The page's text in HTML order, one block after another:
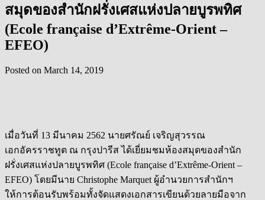
สมุดของสำนักฝรั่งเศสแห่งปลายบูรพทิศ
(Ecole française d’Extrême-Orient –
EFEO)
Posted on March 14, 2019
เมื่อวันที่ 13 มีนาคม 2562 นายศรัณย์ เจริญสุวรรณ
เอกอัครราชทูต ณ กรุงปารีส ได้เยี่ยมชมห้องสมุดของสำนัก
ฝรั่งเศสแห่งปลายบูรพทิศ (Ecole française d’Extrême-Orient –
EFEO) โดยมีนาย Christophe Marquet ผู้อำนวยการสำนักฯ
ให้การต้อนรับพร้อมทั้งจัดแสดงเอกสารเขียนด้วยลายมือจาก